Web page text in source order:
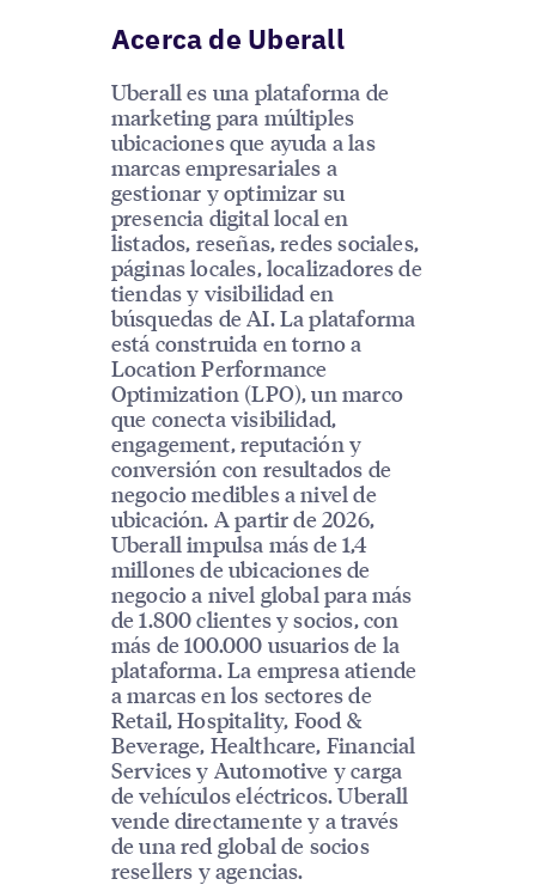
Acerca de Uberall
Uberall es una plataforma de
marketing para múltiples
ubicaciones que ayuda a las
marcas empresariales a
gestionar y optimizar su
presencia digital local en
listados, reseñas, redes sociales,
páginas locales, localizadores de
tiendas y visibilidad en
búsquedas de AI. La plataforma
está construida en torno a
Location Performance
Optimization (LPO), un marco
que conecta visibilidad,
engagement, reputación y
conversión con resultados de
negocio medibles a nivel de
ubicación. A partir de 2026,
Uberall impulsa más de 1,4
millones de ubicaciones de
negocio a nivel global para más
de 1.800 clientes y socios, con
más de 100.000 usuarios de la
plataforma. La empresa atiende
a marcas en los sectores de
Retail, Hospitality, Food &
Beverage, Healthcare, Financial
Services y Automotive y carga
de vehículos eléctricos. Uberall
vende directamente y a través
de una red global de socios
resellers y agencias.